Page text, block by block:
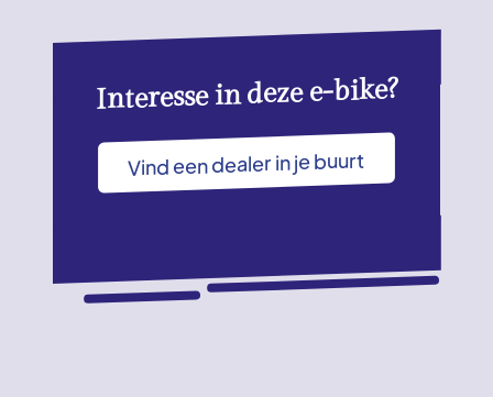
Interesse in deze e-bike?
Vind een dealer in je buurt